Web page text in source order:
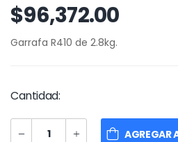
$96,372.00
Garrafa R410 de 2.8kg.
Cantidad:
AGREGAR